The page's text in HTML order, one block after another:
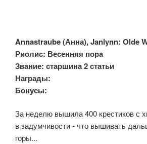
Annastraube (Анна), Janlynn: Olde
Риолис: Весенняя пора
Звание: старшина 2 статьи
Награды:
Бонусы:
За неделю вышила 400 крестиков с
в задумчивости - что вышивать
горы...